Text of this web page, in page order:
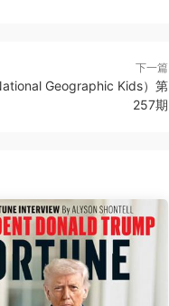
下一篇
Geographic Kids）第
257期